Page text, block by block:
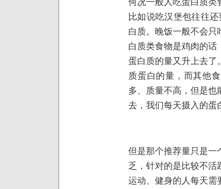
比如说吃汉堡包往往
白质。晚饭一般不会
白质类食物是鸡肉的
蛋白质的量又升上去了
质蛋白的量，而其他
多、质量不高，但是
去，我们每天摄入的蛋
但是那个推荐量只是一
乏，针对的是比较不
运动、健身的人每天需